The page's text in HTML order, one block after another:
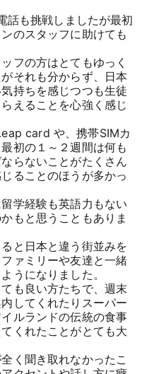
話も挑戦しましたが最初
のスタッフに助けても
フの方はとてもゆっく
それも分からず、日本
持ちを感じつつも生徒
えることを心強く感じ
card や、携帯SIMカ
初の１～２週間は何も
らないことがたくさん
ることのほうが多かっ
学経験も英語力もない
もと思うこともありま
と日本と違う街並みを
ァミリーや友達と一緒
うになりました。
も良い方たちで、週末
してくれたりスーパー
ルランドの伝統の食事
くれたことがとても大
く聞き取れなかったこ